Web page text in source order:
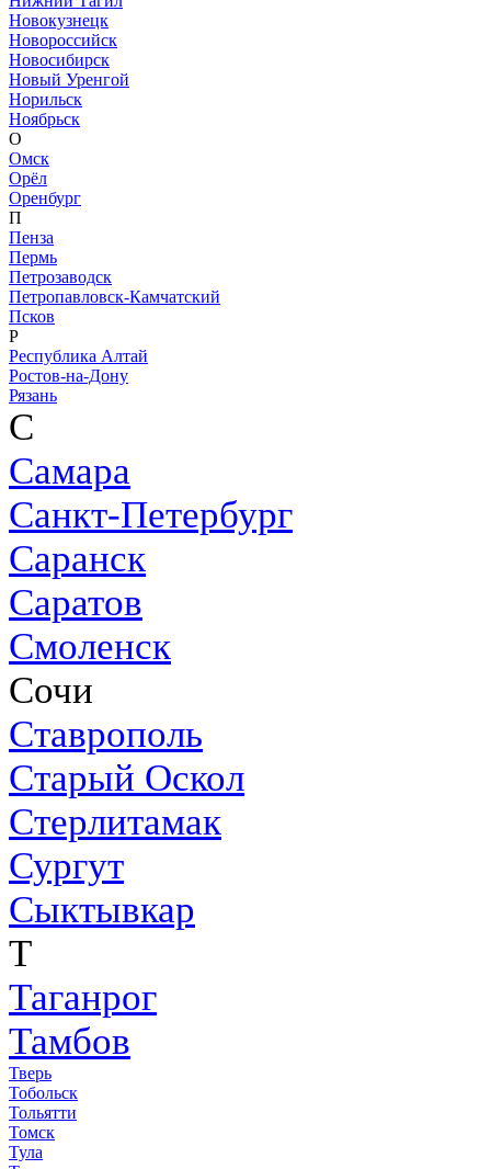
Новокузнецк
Новороссийск
Новосибирск
Новый Уренгой
Норильск
Ноябрьск
О
Омск
Орёл
Оренбург
П
Пенза
Пермь
Петрозаводск
Петропавловск-Камчатский
Псков
Р
Республика Алтай
Ростов-на-Дону
Рязань
С
Самара
Санкт-Петербург
Саранск
Саратов
Смоленск
Сочи
Ставрополь
Старый Оскол
Стерлитамак
Сургут
Сыктывкар
Т
Таганрог
Тамбов
Тверь
Тобольск
Тольятти
Томск
Тула